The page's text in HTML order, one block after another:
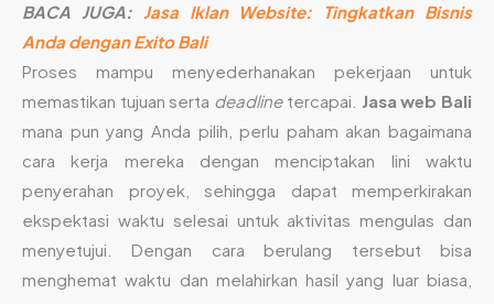
BACA JUGA: Jasa Iklan Website: Tingkatkan Bisnis
Anda dengan Exito Bali
Proses mampu menyederhanakan pekerjaan untuk
memastikan tujuan serta deadlinetercapai. Jasa web Bali
mana pun yang Anda pilih, perlu paham akan bagaimana
cara kerja mereka dengan menciptakan lini waktu
penyerahan proyek, sehingga dapat memperkirakan
ekspektasi waktu selesai untuk aktivitas mengulas dan
menyetujui. Dengan cara berulang tersebut bisa
menghemat waktu dan melahirkan hasil yang luar biasa,